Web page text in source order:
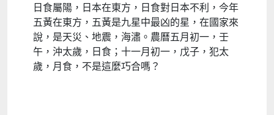
日食屬陽，日本在東方，日食對日本不利，今年
五黃在東方，五黃是九星中最凶的星，在國家來
說，是天災、地震，海潚。農曆五月初一，壬
午，沖太歲，日食；十一月初一，戊子，犯太
歲，月食，不是這麼巧合嗎？